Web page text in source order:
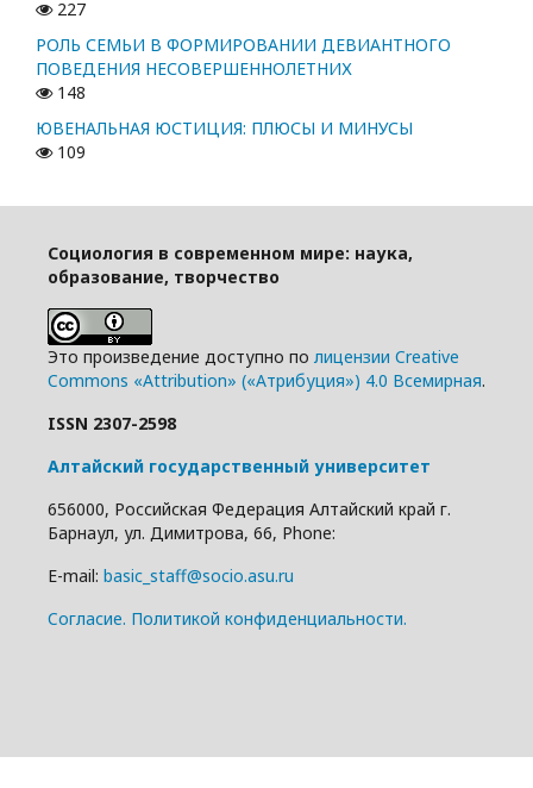
227
РОЛЬ СЕМЬИ В ФОРМИРОВАНИИ ДЕВИАНТНОГО
ПОВЕДЕНИЯ НЕСОВЕРШЕННОЛЕТНИХ
148
ЮВЕНАЛЬНАЯ ЮСТИЦИЯ: ПЛЮСЫ И МИНУСЫ
109
Социология в современном мире: наука,
образование, творчество
Это произведение доступно по лицензии Creative
Commons «Attribution» («Атрибуция») 4.0 Всемирная.
ISSN 2307-2598
Алтайский государственный университет
656000, Российская Федерация Алтайский край г.
Барнаул, ул. Димитрова, 66, Phone:
E-mail: basic_staff@socio.asu.ru
Cогласие. Политикой конфиденциальности.